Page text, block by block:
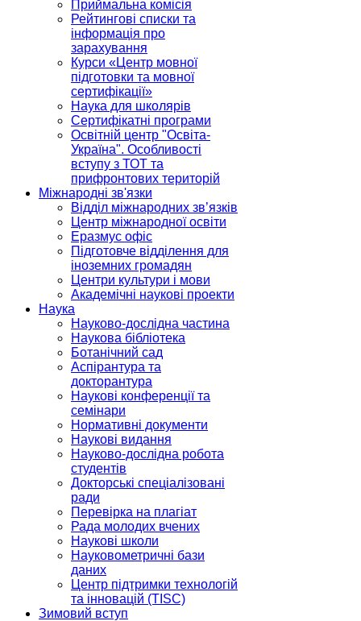
Приймальна комісія
Рейтингові списки та
інформація про
зарахування
Курси «Центр мовної
підготовки та мовної
сертифікації»
Наука для школярів
Сертифікатні програми
Освітній центр "Освіта-
Україна". Особливості
вступу з ТОТ та
прифронтових територій
Міжнародні зв'язки
Відділ міжнародних зв’язків
Центр міжнародної освіти
Еразмус офіс
Підготовче відділення для
іноземних громадян
Центри культури і мови
Академічні наукові проекти
Наука
Науково-дослідна частина
Наукова бібліотека
Ботанічний сад
Аспірантура та
докторантура
Наукові конференції та
семінари
Нормативні документи
Наукові видання
Науково-дослідна робота
студентів
Докторські спеціалізовані
ради
Перевірка на плагіат
Рада молодих вчених
Наукові школи
Науковометричні бази
даних
Центр підтримки технологій
та інновацій (TISC)
Зимовий вступ